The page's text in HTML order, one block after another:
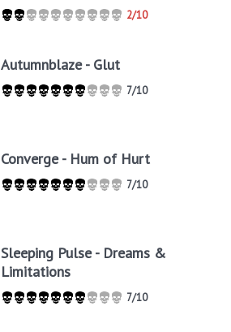
2/10
Autumnblaze - Glut
7/10
Converge - Hum of Hurt
7/10
Sleeping Pulse - Dreams &
Limitations
7/10